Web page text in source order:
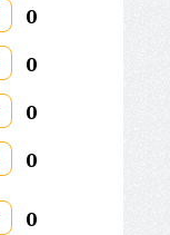
0
0
0
0
0